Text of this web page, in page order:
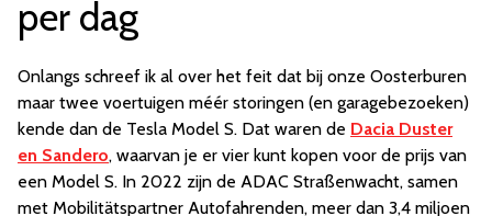
per dag
Onlangs schreef ik al over het feit dat bij onze Oosterburen
maar twee voertuigen méér storingen (en garagebezoeken)
kende dan de Tesla Model S. Dat waren de Dacia Duster
en Sandero, waarvan je er vier kunt kopen voor de prijs van
een Model S. In 2022 zijn de ADAC Straßenwacht, samen
met Mobilitätspartner Autofahrenden, meer dan 3,4 miljoen